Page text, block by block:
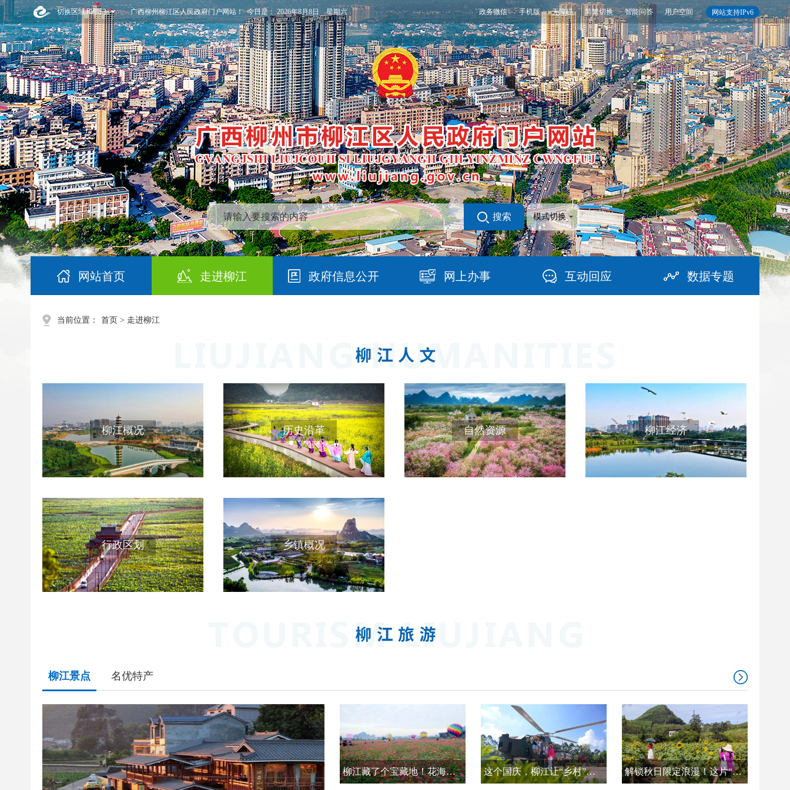
切换区域和部门 网站支持IPv6
政务微信 手机版 无障碍 简繁切换 智能问答 用户空间
广西柳州柳江区人民政府门户网站！ 今日是：2026年8月8日 星期六
搜索 模式切换
网站首页 走进柳江 政府信息公开 网上办事 互动回应 数据专题
当前位置： 首页 > 走进柳江
柳江概况 历史沿革 自然资源 柳江经济
行政区划 乡镇概况
柳江景点 名优特产
柳江藏了个宝藏地！花海邂逅热气球，浪漫又出片 这个国庆，柳江让“乡村”成为最火的旅行目的地！ 解锁秋日限定浪漫！这片“动人色彩”等您来打卡